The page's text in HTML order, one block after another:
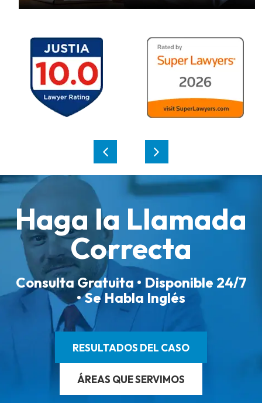
Haga la Llamada
Correcta
Consulta Gratuita • Disponible 24/7
• Se Habla Inglés
RESULTADOS DEL CASO
ÁREAS QUE SERVIMOS